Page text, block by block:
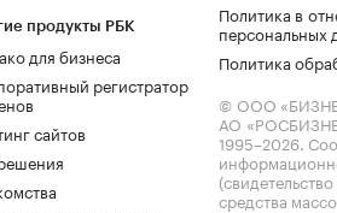
продукты РБК
для бизнеса
регистратор
сайтов
Политика в
персональных
Политика
© ООО
АО
1995–2026.
средства